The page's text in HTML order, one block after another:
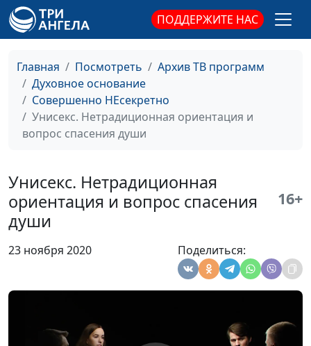
ПОДДЕРЖИТЕ НАС
Главная Посмотреть
Архив ТВ программ
Духовное основание
Совершенно НЕсекретно
Унисекс. Нетрадиционная ориентация и
вопрос спасения души
Унисекс. Нетрадиционная
ориентация и вопрос спасения
души
16+
23 ноября 2020 Поделиться:
христианство.
Импринтинг. Почему
иначе?
Дмитрий Булатов,
доктор практической
Унисекс.
Гомосексуалисты в
христианской общине
священнослужитель,
Василий Половинко,
Сахаров,
священнослужитель,
взаимоотношениям
Унисекс.
семья и спасение
Василий Половинко,
священнослужитель;